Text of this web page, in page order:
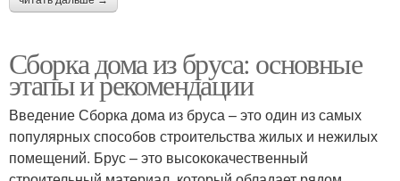
Сборка дома из бруса: основные
этапы и рекомендации
Введение Сборка дома из бруса – это один из самых
популярных способов строительства жилых и нежилых
помещений. Брус – это высококачественный